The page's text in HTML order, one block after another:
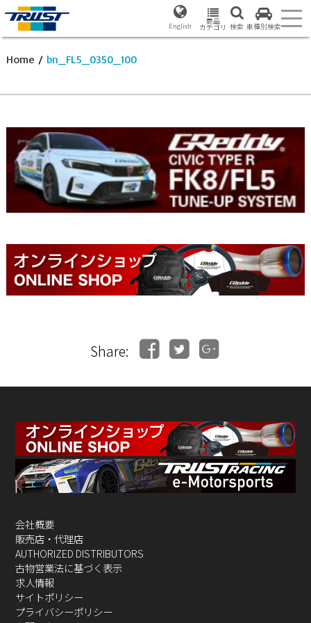
English 商品
カテゴリ 検索 車種別検索
Home / bn_FL5_0350_100
Share:
会社概要
販売店・代理店
AUTHORIZED DISTRIBUTORS
古物営業法に基づく表示
求人情報
サイトポリシー
プライバシーポリシー